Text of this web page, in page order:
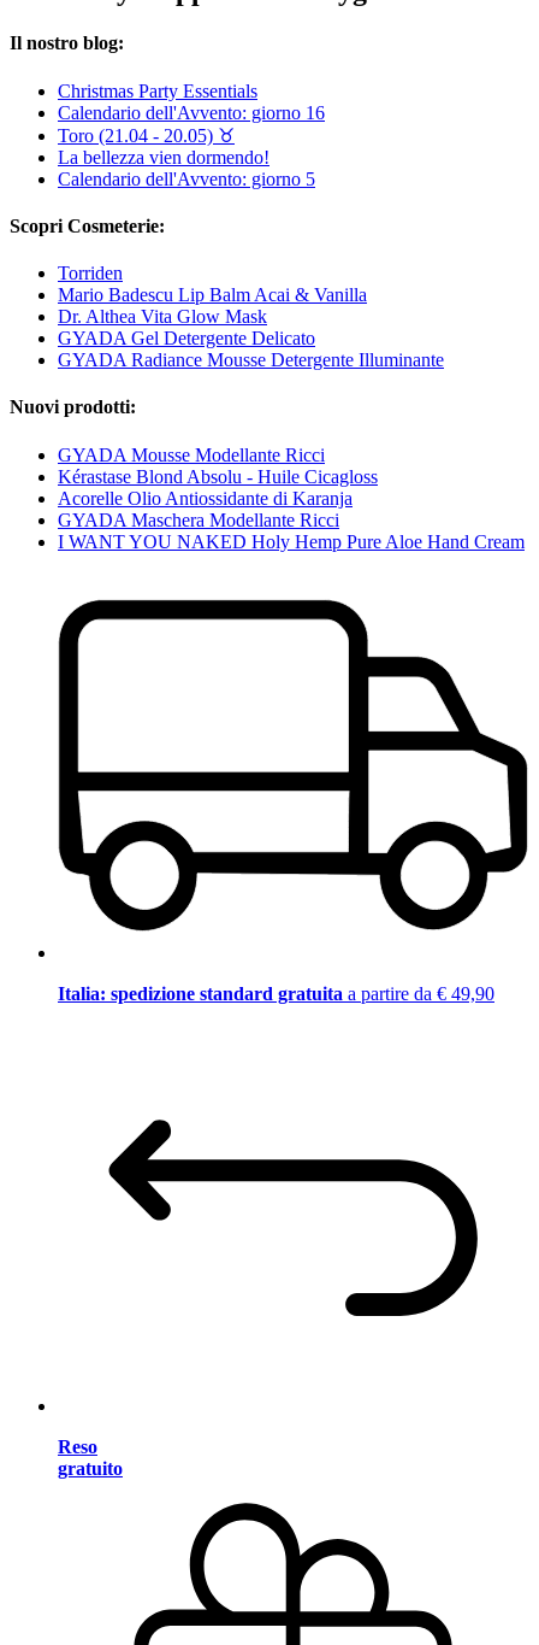
Il nostro blog:
Christmas Party Essentials
Calendario dell'Avvento: giorno 16
Toro (21.04 - 20.05) ♉︎
La bellezza vien dormendo!
Calendario dell'Avvento: giorno 5
Scopri Cosmeterie:
Torriden
Mario Badescu Lip Balm Acai & Vanilla
Dr. Althea Vita Glow Mask
GYADA Gel Detergente Delicato
GYADA Radiance Mousse Detergente Illuminante
Nuovi prodotti:
GYADA Mousse Modellante Ricci
Kérastase Blond Absolu - Huile Cicagloss
Acorelle Olio Antiossidante di Karanja
GYADA Maschera Modellante Ricci
I WANT YOU NAKED Holy Hemp Pure Aloe Hand Cream
Italia: spedizione standard gratuita a partire da € 49,90
Reso
gratuito